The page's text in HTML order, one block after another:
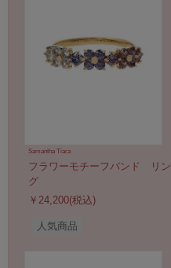
Samantha Tiara
フラワーモチーフバンド リン
グ
￥24,200(税込)
人気商品